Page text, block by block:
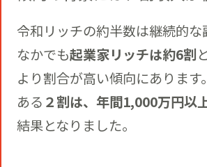
令和リッチの約半数は継続的な
なかでも起業家リッチは約6割
より割合が高い傾向にありま
ある ２割は、年間1,000万円以
結果となりました。